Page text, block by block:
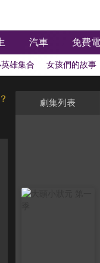
汽車 免費
雄集合 女孩們的故事
劇集列表